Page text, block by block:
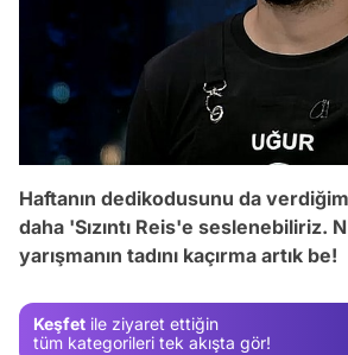
Haftanın dedikodusunu da
daha 'Sızıntı Reis'e seslenebiliriz.
yarışmanın tadını kaçırma artık be!
Keşfet ile ziyaret ettiğin
tüm kategorileri tek akışta gör!